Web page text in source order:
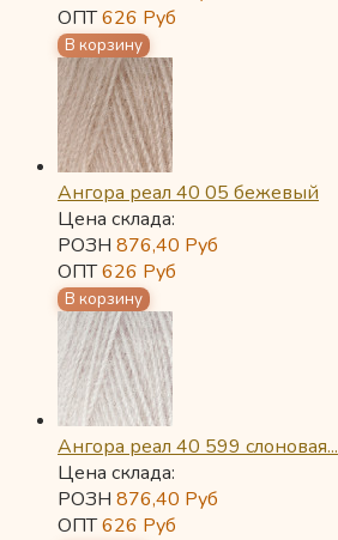
ОПТ626 Руб
Ангора реал 40 05 бежевый
Цена склада:
РОЗН 876,40 Руб
ОПТ626 Руб
Ангора реал 40 599 слоновая...
Цена склада:
РОЗН 876,40 Руб
ОПТ626 Руб